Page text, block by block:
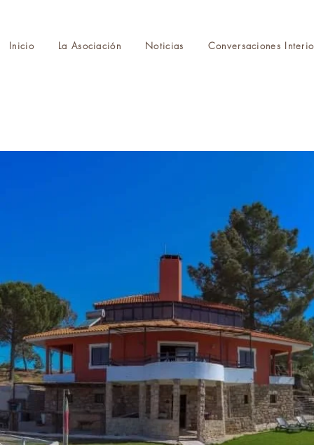
Inicio La Asociación Noticias Conversaciones